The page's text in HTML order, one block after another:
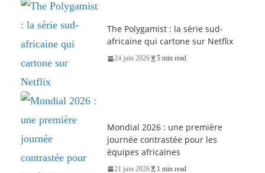
The Polygamist : la série sud-
africaine qui cartone sur Netflix
24 juin 2026 5 min read
Mondial 2026 : une première
journée contrastée pour les
équipes africaines
21 juin 2026 1 min read